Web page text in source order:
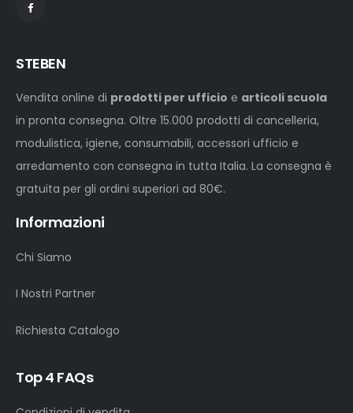
STEBEN
Vendita online di prodotti per ufficio e articoli scuola
in pronta consegna. Oltre 15.000 prodotti di cancelleria,
modulistica, igiene, consumabili, accessori ufficio e
arredamento con consegna in tutta Italia. La consegna è
gratuita per gli ordini superiori ad 80€.
Informazioni
Chi Siamo
I Nostri Partner
Richiesta Catalogo
Top 4 FAQs